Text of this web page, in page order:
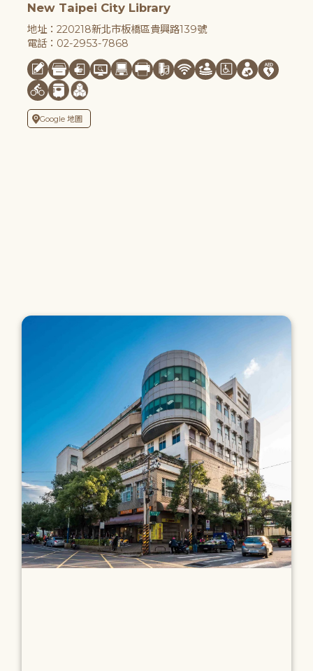
New Taipei City Library
地址：220218新北市板橋區貴興路139號
電話：02-2953-7868
Google 地圖